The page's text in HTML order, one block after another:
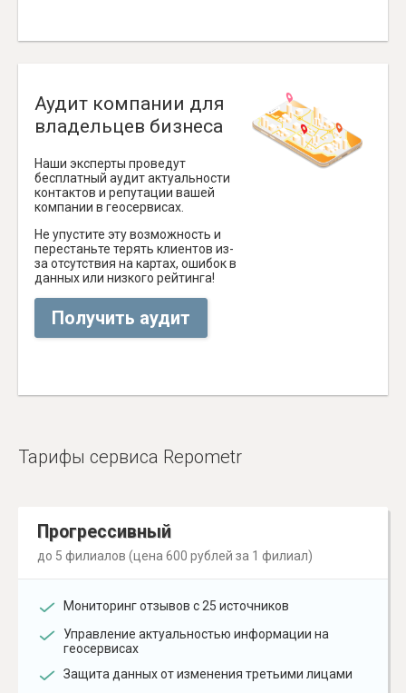
Аудит компании для
владельцев бизнеса
Наши эксперты проведут
бесплатный аудит актуальности
контактов и репутации вашей
компании в геосервисах.
Не упустите эту возможность и
перестаньте терять клиентов из-
за отсутствия на картах, ошибок в
данных или низкого рейтинга!
Получить аудит
Тарифы сервиса Repometr
Прогрессивный
до 5 филиалов (цена 600 рублей за 1 филиал)
Мониторинг отзывов с 25 источников
Управление актуальностью информации на
геосервисах
Защита данных от изменения третьими лицами